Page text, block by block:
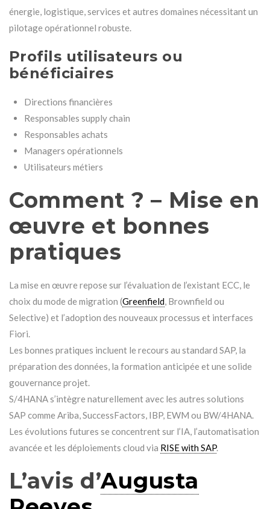
énergie, logistique, services et autres domaines nécessitant un
pilotage opérationnel robuste.
Profils utilisateurs ou
bénéficiaires
Directions financières
Responsables supply chain
Responsables achats
Managers opérationnels
Utilisateurs métiers
Comment ? – Mise en
œuvre et bonnes
pratiques
La mise en œuvre repose sur l’évaluation de l’existant ECC, le
choix du mode de migration (Greenfield , Brownfield ou
Selective) et l’adoption des nouveaux processus et interfaces
Fiori.
Les bonnes pratiques incluent le recours au standard SAP, la
préparation des données, la formation anticipée et une solide
gouvernance projet.
S/4HANA s’intègre naturellement avec les autres solutions
SAP comme Ariba, SuccessFactors, IBP, EWM ou BW/4HANA.
Les évolutions futures se concentrent sur l’IA, l’automatisation
avancée et les déploiements cloud via RISE with SAP.
L’avis d’Augusta